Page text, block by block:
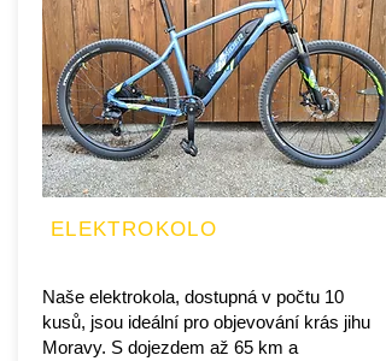
ELEKTROKOLO
Naše elektrokola, dostupná v počtu 10
kusů, jsou ideální pro objevování krás jihu
Moravy. S dojezdem až 65 km a